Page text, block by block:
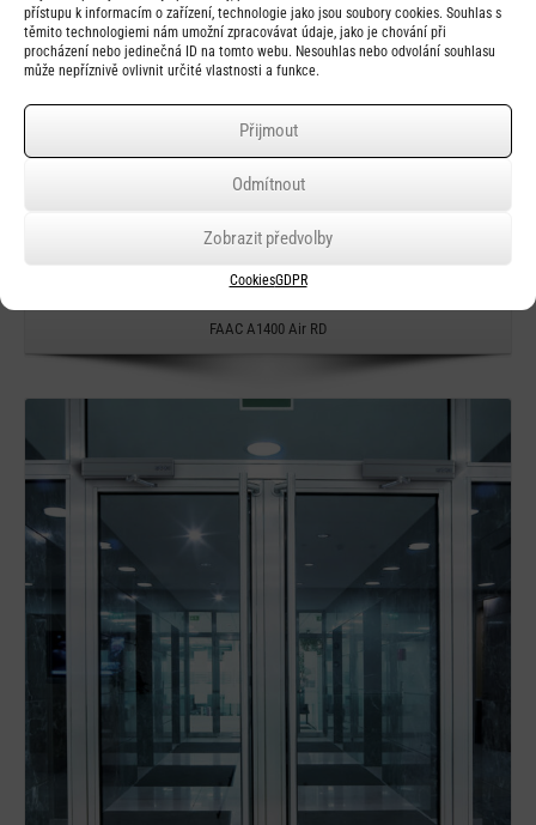
přístupu k informacím o zařízení, technologie jako jsou soubory cookies. Souhlas s
těmito technologiemi nám umožní zpracovávat údaje, jako je chování při
procházení nebo jedinečná ID na tomto webu. Nesouhlas nebo odvolání souhlasu
může nepříznivě ovlivnit určité vlastnosti a funkce.
Přijmout
Odmítnout
Zobrazit předvolby
CookiesGDPR
Rychlý náhled
FAAC A1400 Air RD